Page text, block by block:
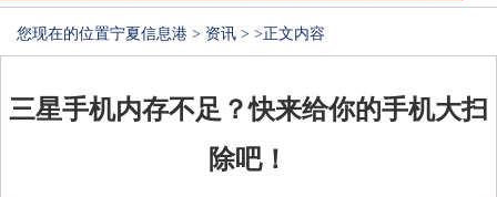
您现在的位置宁夏信息港 > 资讯 > >正文内容
三星手机内存不足？快来给你的手机大扫
除吧！